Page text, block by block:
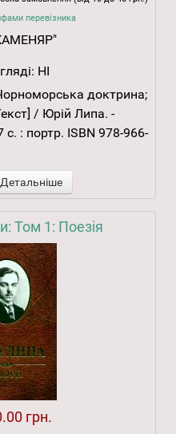
перевізника
НІ
доктрина;
/ Юрій Липа. -
: портр. ISBN 978-966-
Детальніше
Том 1: Поезія
грн.